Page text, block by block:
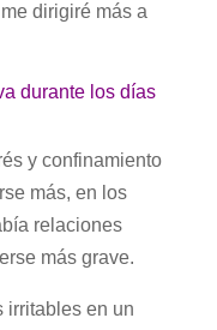
dirigiré más a
durante los días
y confinamiento
más, en los
relaciones
más grave.
irritables en un